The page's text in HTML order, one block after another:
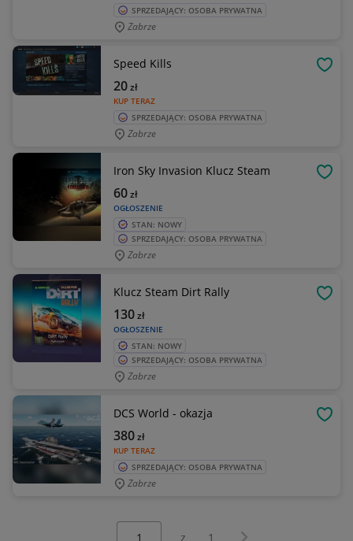
SPRZEDAJĄCY: OSOBA PRYWATNA
Zabrze
Speed Kills
KUP TERAZ
20zł
SPRZEDAJĄCY: OSOBA PRYWATNA
Zabrze
Iron Sky Invasion Klucz Steam
OGŁOSZENIE
60zł
STAN: NOWY
SPRZEDAJĄCY: OSOBA PRYWATNA
Zabrze
Klucz Steam Dirt Rally
OGŁOSZENIE
130zł
STAN: NOWY
SPRZEDAJĄCY: OSOBA PRYWATNA
Zabrze
DCS World - okazja
KUP TERAZ
380zł
SPRZEDAJĄCY: OSOBA PRYWATNA
Zabrze
z 1 Następna strona